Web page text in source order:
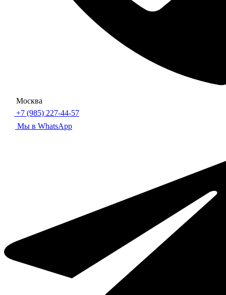
Москва
+7 (985) 227-44-57
Мы в WhatsApp